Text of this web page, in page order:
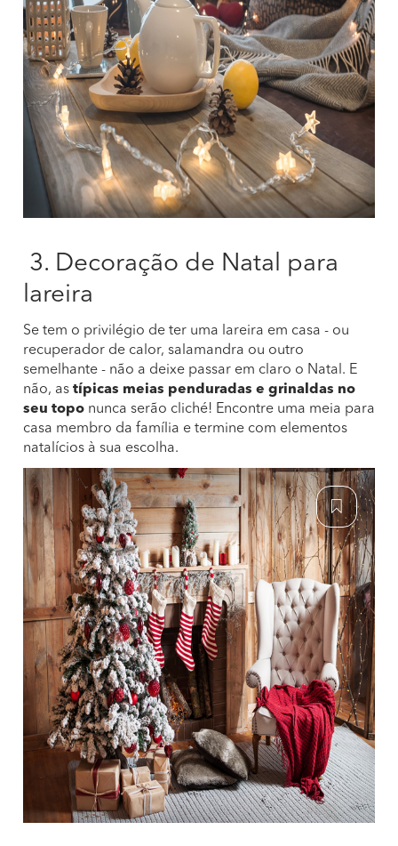
3. Decoração de Natal para
lareira
Se tem o privilégio de ter uma lareira em casa - ou
recuperador de calor, salamandra ou outro
semelhante - não a deixe passar em claro o Natal. E
não, as típicas meias penduradas e grinaldas no
seu topo nunca serão cliché! Encontre uma meia para
casa membro da família e termine com elementos
natalícios à sua escolha.